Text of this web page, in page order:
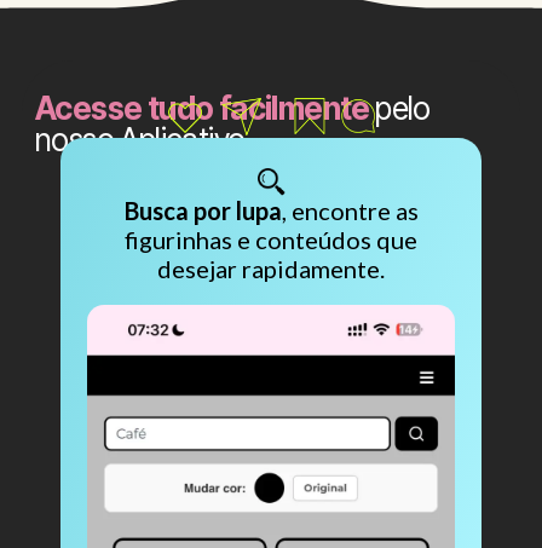
Acesse tudo facilmentepelo
nosso Aplicativo
Busca por lupa, encontre as
figurinhas e conteúdos que
desejar rapidamente.